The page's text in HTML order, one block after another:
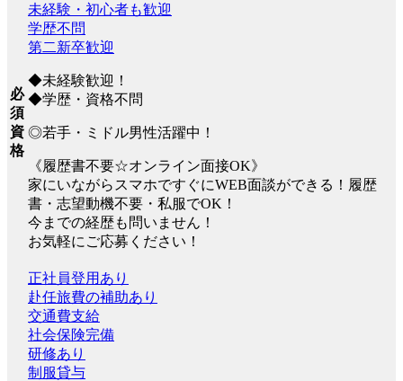
必
須
資
格
未経験・初心者も歓迎
学歴不問
第二新卒歓迎
◆未経験歓迎！
◆学歴・資格不問
◎若手・ミドル男性活躍中！
《履歴書不要☆オンライン面接OK》
家にいながらスマホですぐにWEB面談ができる！履歴
書・志望動機不要・私服でOK！
今までの経歴も問いません！
お気軽にご応募ください！
正社員登用あり
赴任旅費の補助あり
交通費支給
社会保険完備
研修あり
制服貸与